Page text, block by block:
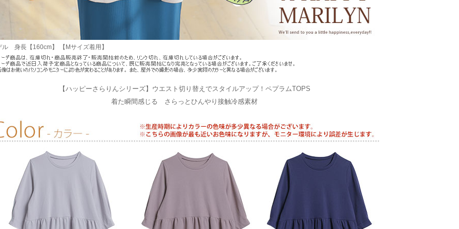
ル 身長【160cm】 【Mサイズ着用】
【ハッピーさらりんシリーズ】ウエスト切り替えでスタイルアップ！ペプラムTOPS
着た瞬間感じる さらっとひんやり接触冷感素材